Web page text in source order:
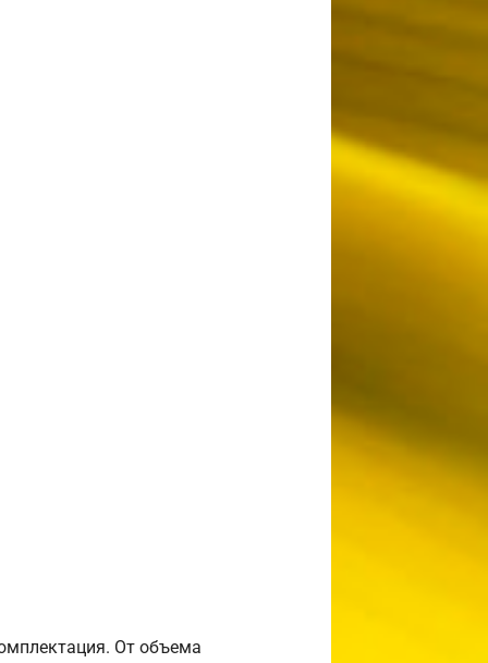
От объема